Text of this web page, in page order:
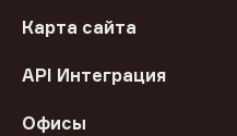
Карта сайта
API Интеграция
Офисы